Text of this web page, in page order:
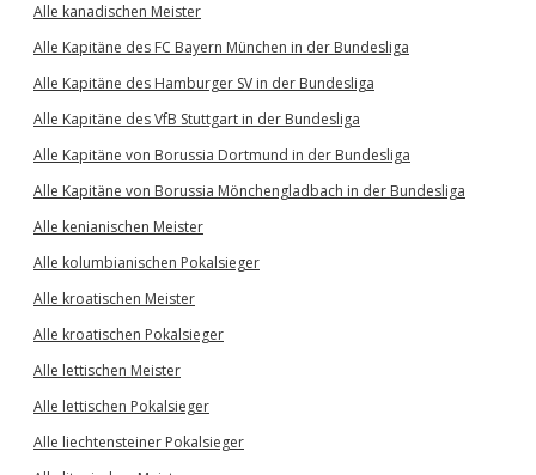
Alle kanadischen Meister
Alle Kapitäne des FC Bayern München in der Bundesliga
Alle Kapitäne des Hamburger SV in der Bundesliga
Alle Kapitäne des VfB Stuttgart in der Bundesliga
Alle Kapitäne von Borussia Dortmund in der Bundesliga
Alle Kapitäne von Borussia Mönchengladbach in der Bundesliga
Alle kenianischen Meister
Alle kolumbianischen Pokalsieger
Alle kroatischen Meister
Alle kroatischen Pokalsieger
Alle lettischen Meister
Alle lettischen Pokalsieger
Alle liechtensteiner Pokalsieger